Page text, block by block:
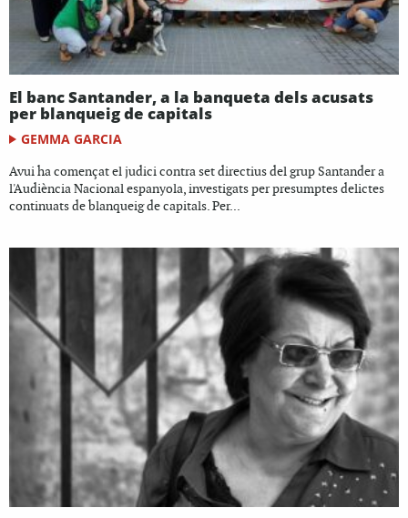
El banc Santander, a la banqueta dels acusats
per blanqueig de capitals
GEMMA GARCIA
Avui ha començat el judici contra set directius del grup Santander a
l'Audiència Nacional espanyola, investigats per presumptes delictes
continuats de blanqueig de capitals. Per...